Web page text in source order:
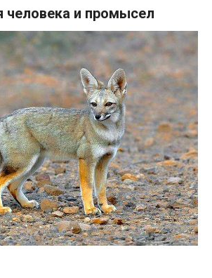
человека и промысел